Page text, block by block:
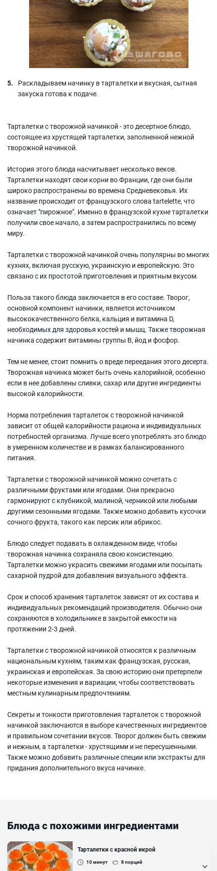
Раскладываем начинку в тарталетки и вкусная, сытная
закуска готова к подаче.
Тарталетки с творожной начинкой - это десертное блюдо,
состоящее из хрустящей тарталетки, заполненной нежной
творожной начинкой.
История этого блюда насчитывает несколько веков.
Тарталетки находят свои корни во Франции, где они были
широко распространены во времена Средневековья. Их
название происходит от французского слова tartelette, что
означает "пирожное". Именно в французской кухне тарталетки
получили свое начало, а затем распространились по всему
миру.
Тарталетки с творожной начинкой очень популярны во многих
кухнях, включая русскую, украинскую и европейскую. Это
связано с их простотой приготовления и приятным вкусом.
Польза такого блюда заключается в его составе. Творог,
основной компонент начинки, является источником
высококачественного белка, кальция и витамина D,
необходимых для здоровья костей и мышц. Также творожная
начинка содержит витамины группы В, йод и фосфор.
Тем не менее, стоит помнить о вреде переедания этого десерта.
Творожная начинка может быть очень калорийной, особенно
если в нее добавлены сливки, сахар или другие ингредиенты
высокой калорийности.
Норма потребления тарталеток с творожной начинкой
зависит от общей калорийности рациона и индивидуальных
потребностей организма. Лучше всего употреблять это блюдо
в умеренном количестве и в рамках балансированного
питания.
Тарталетки с творожной начинкой можно сочетать с
различными фруктами или ягодами. Они прекрасно
гармонируют с клубникой, малиной, черникой или любыми
другими сезонными ягодами. Также можно добавить кусочки
сочного фрукта, такого как персик или абрикос.
Блюдо следует подавать в охлажденном виде, чтобы
творожная начинка сохраняла свою консистенцию.
Тарталетки можно украсить свежими ягодами или посыпать
сахарной пудрой для добавления визуального эффекта.
Срок и способ хранения тарталеток зависят от их состава и
индивидуальных рекомендаций производителя. Обычно они
сохраняются в холодильнике в закрытой емкости на
протяжении 2-3 дней.
Тарталетки с творожной начинкой относятся к различным
национальным кухням, таким как французская, русская,
украинская и европейская. За свою историю они претерпели
некоторые изменения и вариации, чтобы соответствовать
местным кулинарным предпочтениям.
Секреты и тонкости приготовления тарталеток с творожной
начинкой заключаются в выборе качественных ингредиентов
и правильном сочетании вкусов. Творог должен быть свежим
и нежным, а тарталетки - хрустящими и не пересушенными.
Также можно добавить различные специи или экстракты для
придания дополнительного вкуса начинке.
Блюда с похожими ингредиентами
Тарталетки с красной икрой
10минут 8порций